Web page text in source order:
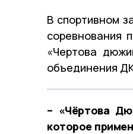
В спортивном
соревнования
«Чертова
объединения
– «Чёртова
которое